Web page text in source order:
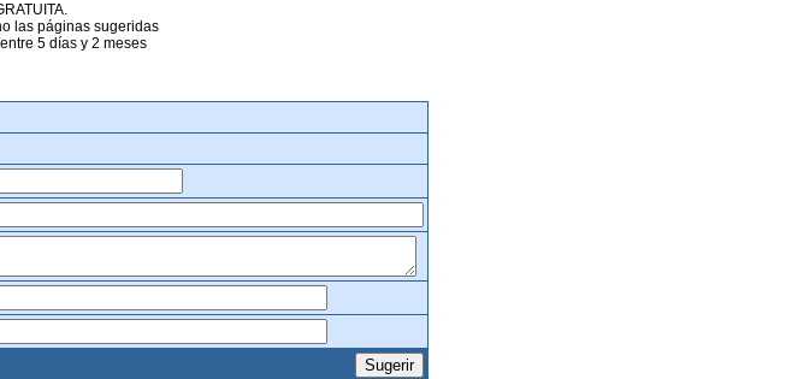
las páginas sugeridas
5 días y 2 meses